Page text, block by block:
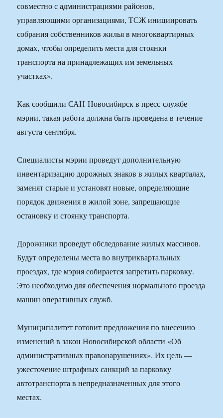
совместно с администрациями районов,
управляющими организациями, ТСЖ инициировать
собрания собственников жилья в многоквартирных
домах, чтобы определить места для стоянки
транспорта на принадлежащих им земельных
участках».
Как сообщили САН-Новосибирск в пресс-службе
мэрии, такая работа должна быть проведена в течение
августа-сентября.
Специалисты мэрии проведут дополнительную
инвентаризацию дорожных знаков в жилых кварталах,
заменят старые и установят новые, определяющие
порядок движения в жилой зоне, запрещающие
остановку и стоянку транспорта.
Дорожники проведут обследование жилых массивов.
Будут определены места во внутриквартальных
проездах, где мэрия собирается запретить парковку.
Это необходимо для обеспечения нормального проезда
машин оперативных служб.
Муниципалитет готовит предложения по внесению
изменений в закон Новосибирской области «Об
административных правонарушениях». Их цель —
ужесточение штрафных санкций за парковку
автотранспорта в непредназначенных для этого
местах.